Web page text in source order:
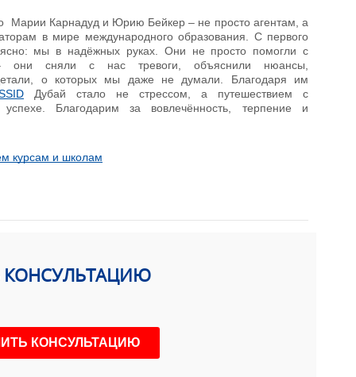
Марии Карнадуд и Юрию Бейкер – не просто агентам, а
в мире международного образования. С первого
ясно: мы в надёжных руках. Они не просто помогли с
они сняли с нас тревоги, объяснили нюансы,
о которых мы даже не думали. Благодаря им
Дубай стало не стрессом, а путешествием с
Благодарим за вовлечённость, терпение и
курсам и школам
КОНСУЛЬТАЦИЮ